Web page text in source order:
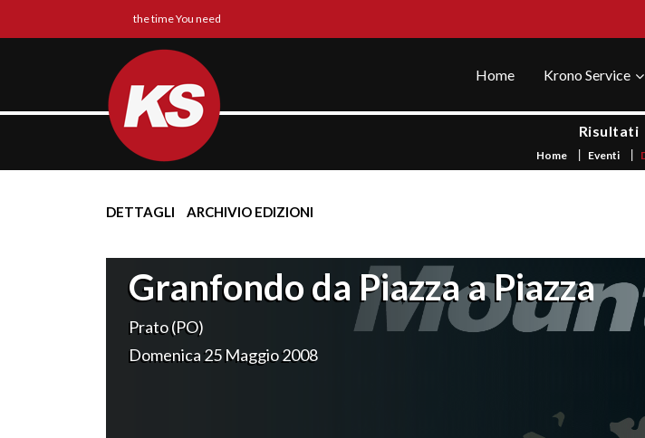
the time You need
Home Krono Service
Risultati
Home Eventi
DETTAGLI ARCHIVIO EDIZIONI
Granfondo da Piazza a Piazza
Prato (PO)
Domenica 25 Maggio 2008